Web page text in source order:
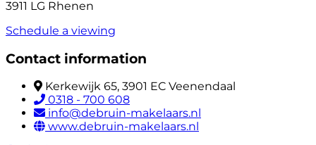
3911 LG Rhenen
Schedule a viewing
Contact information
Kerkewijk 65, 3901 EC Veenendaal
0318 - 700 608
info@debruin-makelaars.nl
www.debruin-makelaars.nl